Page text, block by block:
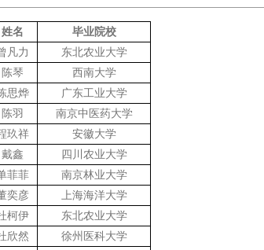
姓名
毕业院校
凡力
东北农业大学
陈琴
西南大学
思烨
广东工业大学
陈羽
南京中医药大学
玖祥
安徽大学
戴鑫
四川农业大学
菲菲
南京林业大学
奕彦
上海海洋大学
柯伊
东北农业大学
欣然
徐州医科大学